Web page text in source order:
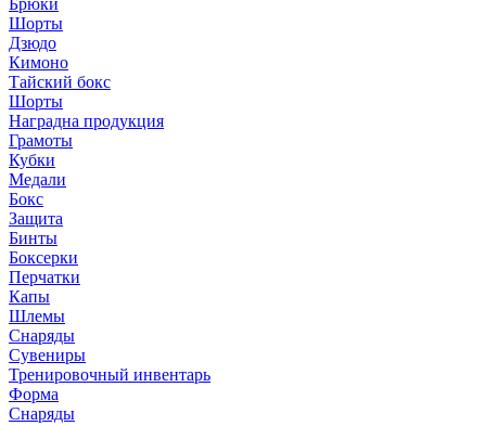
Брюки
Шорты
Дзюдо
Кимоно
Тайский бокс
Шорты
Наградна продукция
Грамоты
Кубки
Медали
Бокс
Защита
Бинты
Боксерки
Перчатки
Капы
Шлемы
Снаряды
Сувениры
Тренировочный инвентарь
Форма
Снаряды